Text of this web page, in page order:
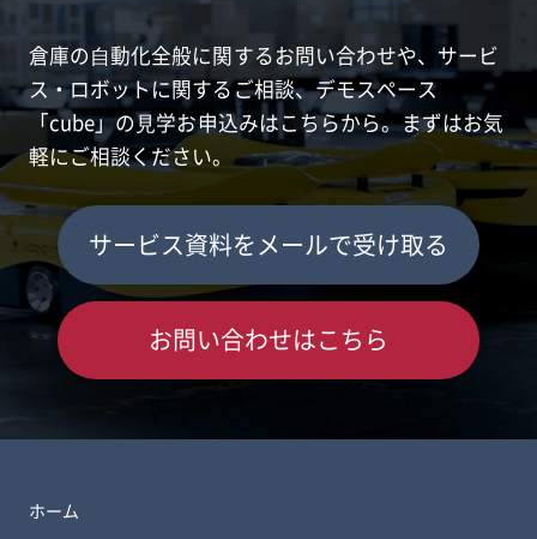
倉庫の⾃動化全般に関するお問い合わせや、サービ
ス・ロボットに関するご相談、デモスペース
「cube」の⾒学お申込みはこちらから。まずはお気
軽にご相談ください。
サービス資料をメールで受け取る
お問い合わせはこちら
ホーム